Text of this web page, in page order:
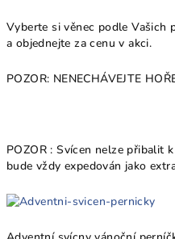
Vyberte si věnec podle Vašich
a objednejte za cenu v akci.
POZOR: NENECHÁVEJTE
POZOR : Svícen nelze přibalit
bude vždy expedován jako